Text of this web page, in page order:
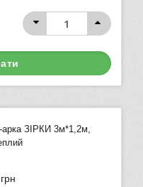
ЗІРКИ 3м*1,2м,
грн